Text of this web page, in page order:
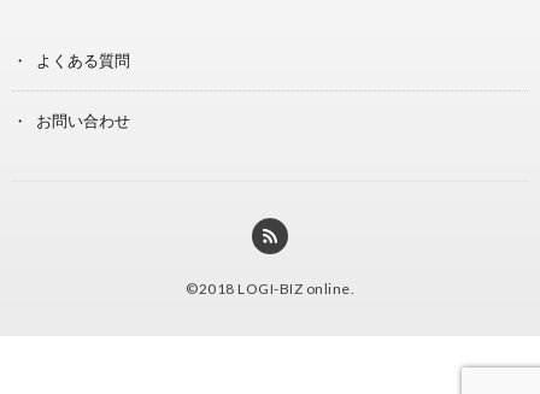
よくある質問
お問い合わせ
©2018 LOGI-BIZ online